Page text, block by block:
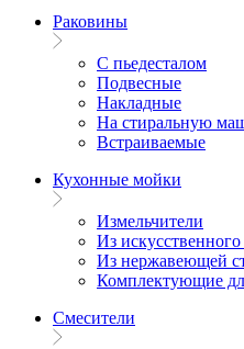
Раковины
С пьедесталом
Подвесные
Накладные
На стиральную
Встраиваемые
Кухонные мойки
Измельчители
Из
Из нержавеющей
Комплектующие
Смесители